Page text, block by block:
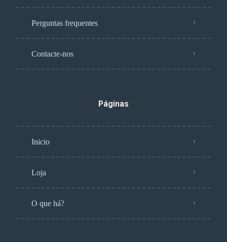
Perguntas frequentes
Contacte-nos
Páginas
Inicio
Loja
O que há?